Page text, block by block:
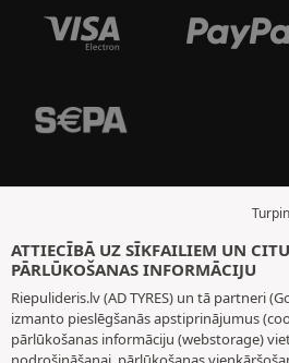
ATTIECĪBĀ UZ SĪKFAILIEM UN
PĀRLŪKOŠANAS INFORMĀCIJU
Riepulideris.lv (AD TYRES) un tā partneri
izmanto pieslēgšanās apstiprinājumus
pārlūkošanas informāciju (webstorage)